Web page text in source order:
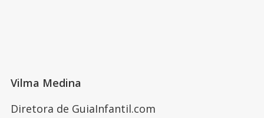
Vilma Medina
Diretora de GuiaInfantil.com